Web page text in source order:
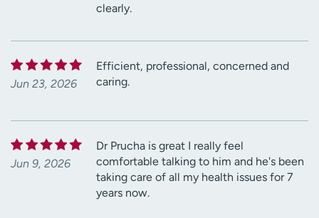
clearly.
Jun 23, 2026
Efficient, professional, concerned and
caring.
Jun 9, 2026
Dr Prucha is great I really feel
comfortable talking to him and he's been
taking care of all my health issues for 7
years now.